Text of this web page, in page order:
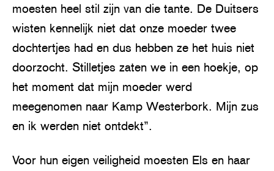
moesten heel stil zijn van die tante. De Duitsers
wisten kennelijk niet dat onze moeder twee
dochtertjes had en dus hebben ze het huis niet
doorzocht. Stilletjes zaten we in een hoekje, op
het moment dat mijn moeder werd
meegenomen naar Kamp Westerbork. Mijn zus
en ik werden niet ontdekt”.
Voor hun eigen veiligheid moesten Els en haar